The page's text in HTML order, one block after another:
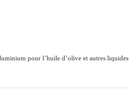
pour l’huile d’olive et autres liquides